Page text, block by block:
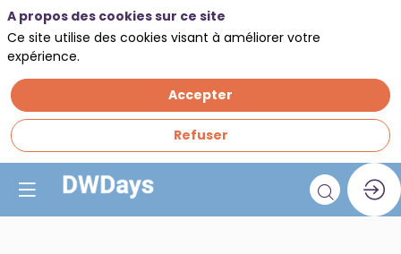
A propos des cookies sur ce site
Ce site utilise des cookies visant à améliorer votre
expérience.
Accepter
Refuser